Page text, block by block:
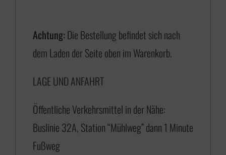
€
7
,
0
Achtung: Die Bestellung befindet sich nach
dem Laden der Seite oben im Warenkorb.
LAGE UND ANFAHRT
Öffentliche Verkehrsmittel in der Nähe:
Buslinie 32A, Station “Mühlweg” dann 1 Minute
Fußweg